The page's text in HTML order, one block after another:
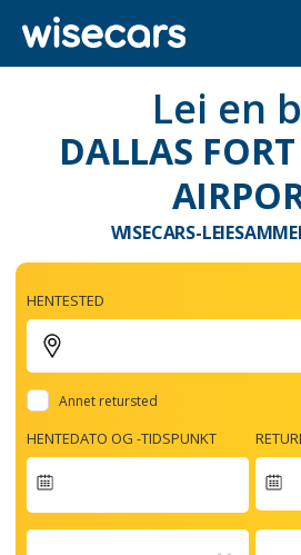
Lei en
DALLAS
WISECARS-
HENTESTED
Annet retursted
HENTEDATO OG -TIDSPUNKT
forward